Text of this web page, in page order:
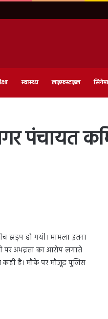
स्वास्थ्य लाइफ़स्टाइल सिनेमा
पंचायत
झड़प हो गयी। मामला इतना
पर अभद्रता का आरोप लगाते
कही है। मौके पर मौजूद पुलिस